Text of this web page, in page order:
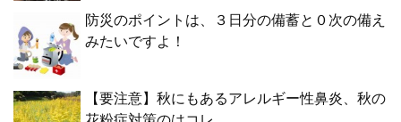
防災のポイントは、３日分の備蓄と０次の備え
みたいですよ！
【要注意】秋にもあるアレルギー性鼻炎、秋の